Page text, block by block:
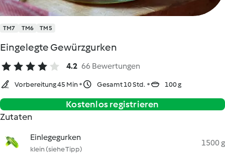
TM7 TM6 TM5
Eingelegte Gewürzgurken
4.2 66 Bewertungen
Vorbereitung 45 Min Gesamt 10 Std. 100 g
Kostenlos registrieren
Zutaten
Einlegegurken
klein (siehe Tipp)
1500 g